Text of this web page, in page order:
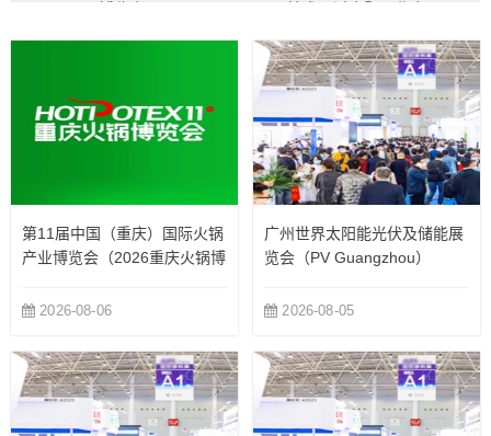
第11届中国（重庆）国际火锅
产业博览会（2026重庆火锅博
2026-08-06
广州世界太阳能光伏及储能展
览会（PV Guangzhou）
2026-08-05